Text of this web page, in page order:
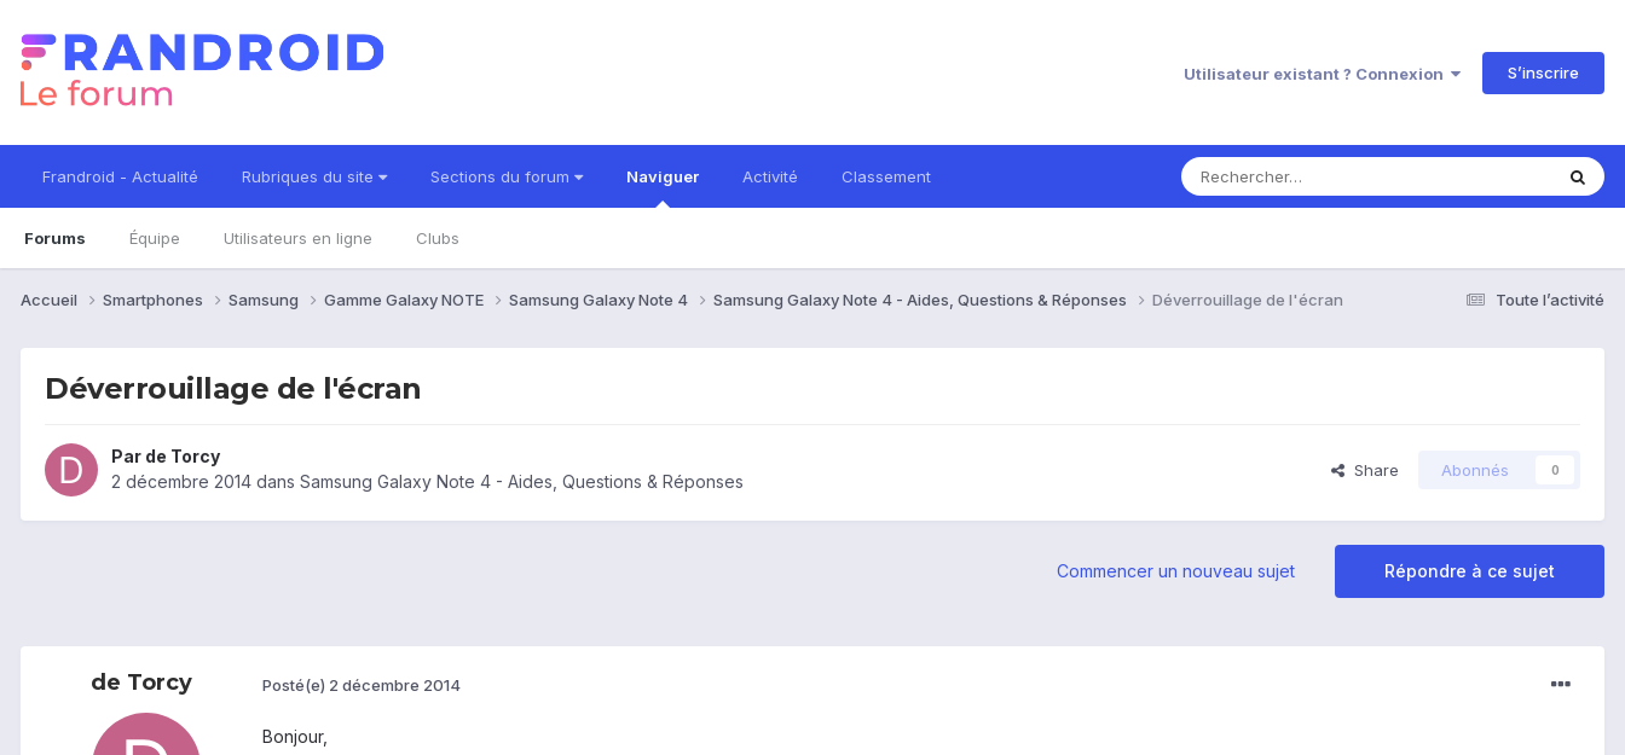
Utilisateur existant ? Connexion S’inscrire
Frandroid - Actualité Rubriques du site Sections du forum Naviguer
Forums Équipe Utilisateurs en ligne Clubs
Activité Classement
Toute l’activité
Accueil Smartphones Samsung Gamme Galaxy NOTE Samsung Galaxy Note 4 Samsung Galaxy Note 4 - Aides, Questions & Réponses Déverrouillage de l'écran
Déverrouillage de l'écran
Par de Torcy
2 décembre 2014 dans Samsung Galaxy Note 4 - Aides, Questions & Réponses
Share Abonnés 0
Répondre à ce sujet
Commencer un nouveau sujet
de Torcy Posté(e) 2 décembre 2014
Bonjour,